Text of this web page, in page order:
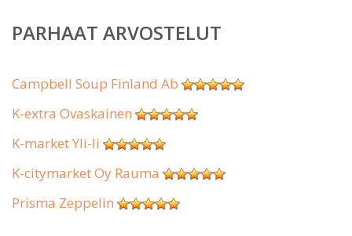
PARHAAT ARVOSTELUT
Campbell Soup Finland Ab
K-extra Ovaskainen
K-market Yli-Ii
K-citymarket Oy Rauma
Prisma Zeppelin